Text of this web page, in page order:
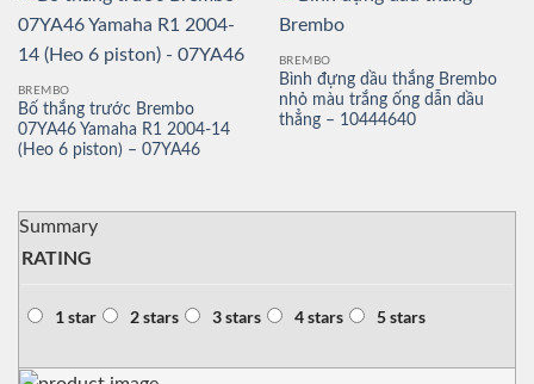
BREMBO
Bố thắng trước Brembo
07YA46 Yamaha R1 2004-14
(Heo 6 piston) – 07YA46
BREMBO
Bình đựng dầu thắng Brembo
nhỏ màu trắng ống dẫn dầu
thẳng – 10444640
Summary
RATING
1 star 2 stars 3 stars 4 stars 5 stars